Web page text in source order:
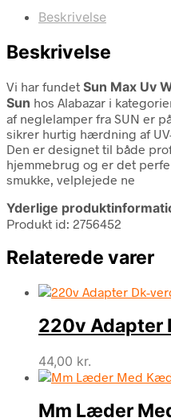
Beskrivelse
Beskrivelse
Vi har fundet Sun Max Uv
Sun hos Alabazar i
af neglelamper fra SUN er
sikrer hurtig hærdning af
Den er designet til både
hjemmebrug og er det
smukke, velplejede ne
Yderlige
Produkt id: 2756452
Relaterede varer
220v Adapter
44,00 kr.
Mm Læder